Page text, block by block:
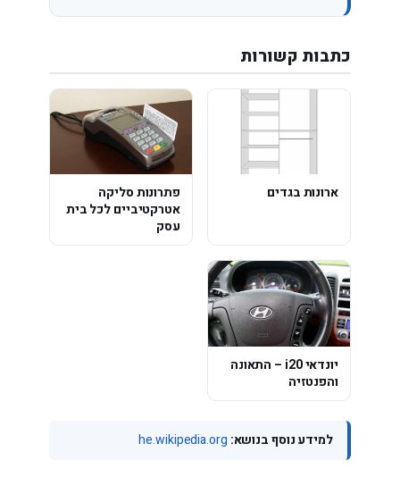
כתבות קשורות
ארונות בגדים
פתרונות סליקה
אטרקטיביים לכל בית
עסק
יונדאי i20 – התאונה
והפנטזיה
למידע נוסף בנושא: he.wikipedia.org